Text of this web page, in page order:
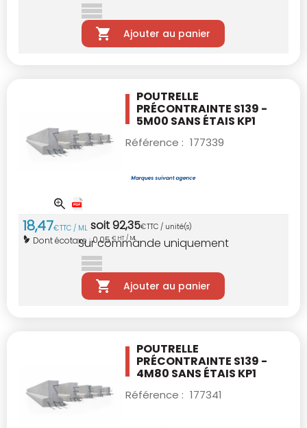
Ajouter au panier
POUTRELLE
PRÉCONTRAINTE S139 -
5M00 SANS ÉTAIS KP1
Référence : 177339
18,47€TTC / ML soit92,35€TTC / unité(s)
Dont écotaxe :0,05€ HT / ML
Sur commande uniquement
Ajouter au panier
POUTRELLE
PRÉCONTRAINTE S139 -
4M80 SANS ÉTAIS KP1
Référence : 177341